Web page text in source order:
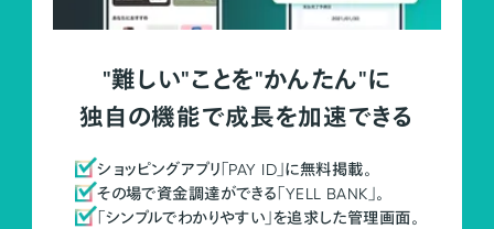
"難しい"ことを"かんたん"に
独自の機能で成長を加速できる
ショッピングアプリ「PAY ID」に無料掲載。
その場で資金調達ができる「YELL BANK」。
「シンプルでわかりやすい」を追求した管理画面。